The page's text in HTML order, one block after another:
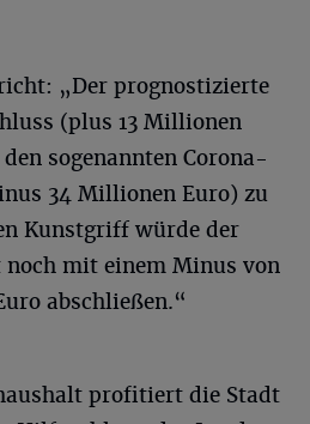
„Der prognostizierte
(plus 13 Millionen
sogenannten Corona-
34 Millionen Euro) zu
Kunstgriff würde der
mit einem Minus von
abschließen.“
profitiert die Stadt